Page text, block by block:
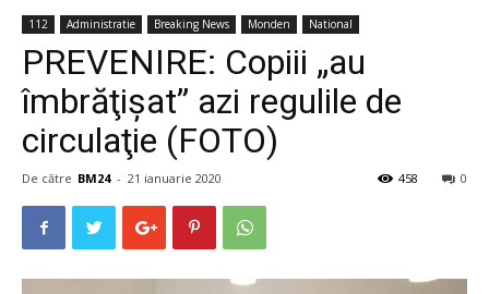
112 Administratie Breaking News Monden National
PREVENIRE: Copiii „au
îmbrăţişat” azi regulile de
circulaţie (FOTO)
De către BM24 - 21 ianuarie 2020 0
458